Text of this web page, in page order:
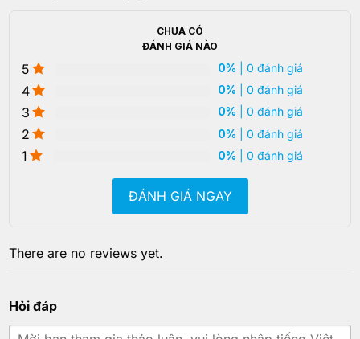
CHƯA CÓ
ĐÁNH GIÁ NÀO
5 0% | 0 đánh giá
4 0% | 0 đánh giá
3 0% | 0 đánh giá
2 0% | 0 đánh giá
1 0% | 0 đánh giá
ĐÁNH GIÁ NGAY
There are no reviews yet.
Hỏi đáp